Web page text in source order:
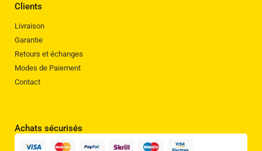
Clients
Livraison
Garantie
Retours et échanges
Modes de Paiement
Contact
Achats sécurisés